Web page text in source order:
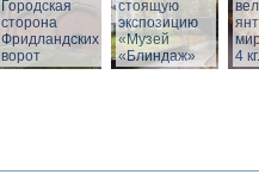
Городская
сторона
Фридландских
ворот
стоящую
экспозицию
«Музей
«Блиндаж»
4